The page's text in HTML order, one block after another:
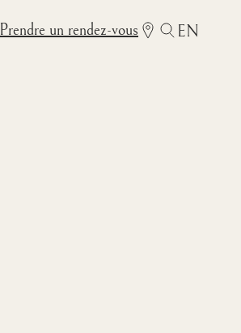
Prendre un rendez-vous EN